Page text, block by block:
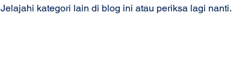
Jelajahi kategori lain di blog ini atau periksa lagi nanti.